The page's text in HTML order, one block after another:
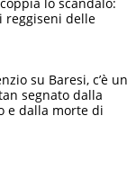
reggiseni delle
su Baresi, c’è un
segnato dalla
e dalla morte di